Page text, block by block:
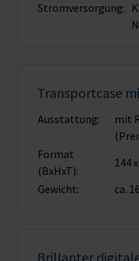
Stromversorgung:
Transportcase
Ausstattung:
mit
Format
(BxHxT):
144
Gewicht:
ca.
Brillanter